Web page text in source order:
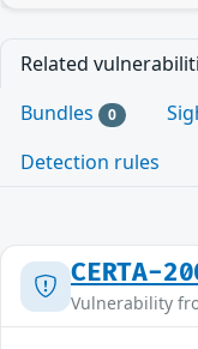
Related
Bundles 0
Detection rules
CERTA-
Vulnerability